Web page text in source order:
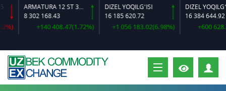
ARMATURA 12 ST 35 GS O‘LCHAMLI
8 302 168.43
+140 408.47(1.72%)
DIZEL YOQILG‘ISI
16 185 620.72
+1 056 183.02(6.98%)
16 384 644.92
+600